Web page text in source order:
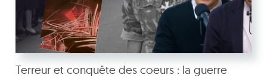
Terreur et conquête des coeurs : la guerre